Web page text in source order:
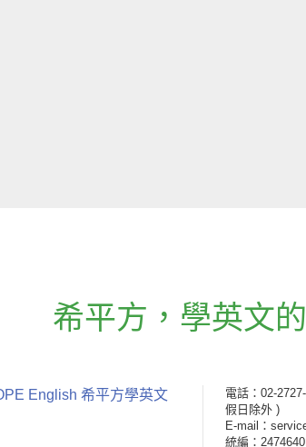
希平方 ， 學英文
English 希平方學英文 電話：02-
假日除外 )
E-mail：
統編：